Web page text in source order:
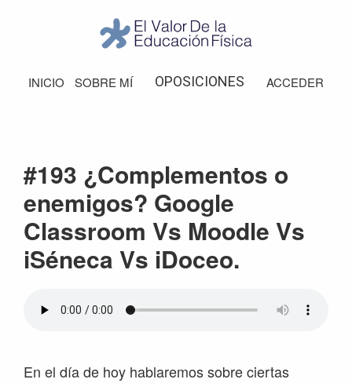
navegación
principal
barra
Valor
de
INICIO SOBRE MÍ OPOSICIONES ACCEDER
#193 ¿Complementos o
enemigos? Google
Classroom Vs Moodle Vs
iSéneca Vs iDoceo.
En el día de hoy hablaremos sobre ciertas